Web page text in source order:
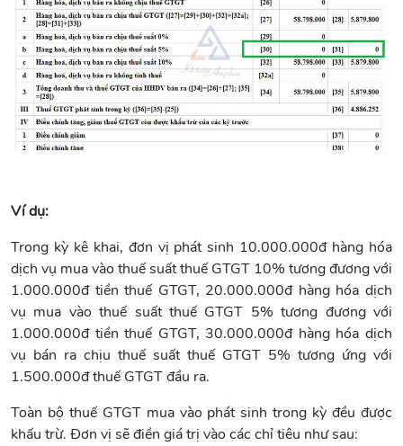
Ví dụ:
Trong kỳ kê khai, đơn vị phát sinh 10.000.000đ hàng hóa
dịch vụ mua vào thuế suất thuế GTGT 10% tương đương với
1.000.000đ tiền thuế GTGT, 20.000.000đ hàng hóa dịch
vụ mua vào thuế suất thuế GTGT 5% tương đương với
1.000.000đ tiền thuế GTGT, 30.000.000đ hàng hóa dịch
vụ bán ra chịu thuế suất thuế GTGT 5% tương ứng với
1.500.000đ thuế GTGT đầu ra.
Toàn bộ thuế GTGT mua vào phát sinh trong kỳ đều được
khấu trừ. Đơn vị sẽ điền giá trị vào các chỉ tiêu như sau: